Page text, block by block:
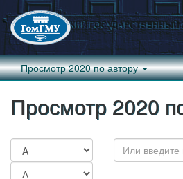
Просмотр 2020 по автору
Просмотр 2020